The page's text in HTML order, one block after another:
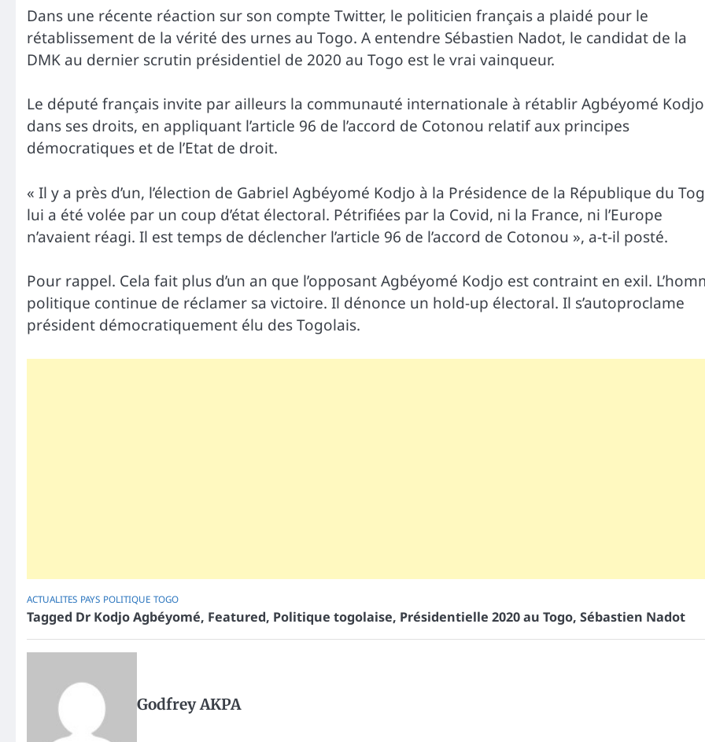
Dans une récente réaction sur son compte Twitter, le politicien français a plaidé pour le
rétablissement de la vérité des urnes au Togo. A entendre Sébastien Nadot, le candidat de la
DMK au dernier scrutin présidentiel de 2020 au Togo est le vrai vainqueur.
Le député français invite par ailleurs la communauté internationale à rétablir Agbéyomé Kodjo
dans ses droits, en appliquant l’article 96 de l’accord de Cotonou relatif aux principes
démocratiques et de l’Etat de droit.
« Il y a près d’un, l’élection de Gabriel Agbéyomé Kodjo à la Présidence de la République du
lui a été volée par un coup d’état électoral. Pétrifiées par la Covid, ni la France, ni l’Europe
n’avaient réagi. Il est temps de déclencher l’article 96 de l’accord de Cotonou », a-t-il posté.
Pour rappel. Cela fait plus d’un an que l’opposant Agbéyomé Kodjo est contraint en exil.
politique continue de réclamer sa victoire. Il dénonce un hold-up électoral. Il s’autoproclame
président démocratiquement élu des Togolais.
ACTUALITES PAYS POLITIQUE TOGO
Tagged Dr Kodjo Agbéyomé, Featured, Politique togolaise, Présidentielle 2020 au Togo, Sébastien Nadot
Godfrey AKPA